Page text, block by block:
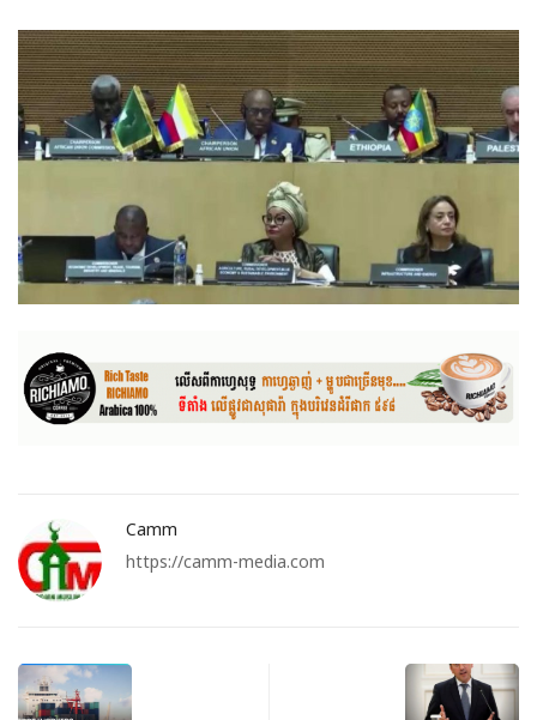
Camm
https://camm-media.com